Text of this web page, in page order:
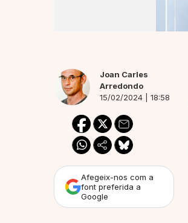
Joan Carles
Arredondo
15/02/2024 | 18:58
Afegeix-nos com a
font preferida a
Google